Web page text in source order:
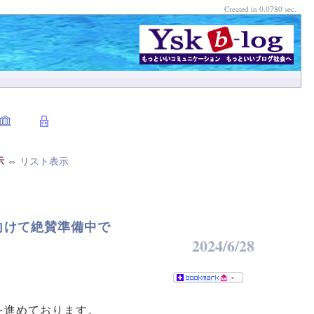
⇔ リスト表示
て絶賛準備中で
2024/6/28
-
めております。
Created in 0.0780 sec.